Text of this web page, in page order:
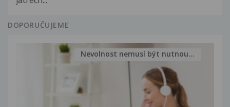
DOPORUČUJEME
Nevolnost nemusí být nutnou...